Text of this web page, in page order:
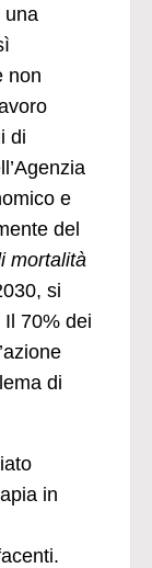
una
non
di
e
del
mortalità
si
70% dei
di
in